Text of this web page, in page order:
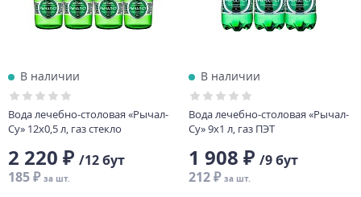
В наличии
Вода лечебно-столовая «Рычал-
Су» 12х0,5 л, газ стекло
2 220 ₽ /12 бут
185 ₽ за шт.
В наличии
Вода лечебно-столовая «Рычал-
Су» 9х1 л, газ ПЭТ
1 908 ₽ /9 бут
212 ₽ за шт.